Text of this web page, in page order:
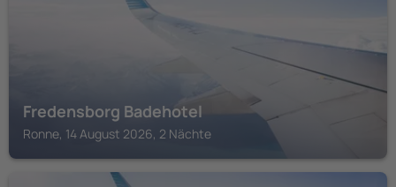
Fredensborg Badehotel
Ronne, 14 August 2026, 2 Nächte